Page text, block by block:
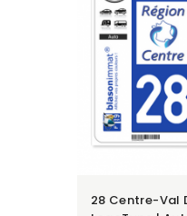
28 Centre-Val